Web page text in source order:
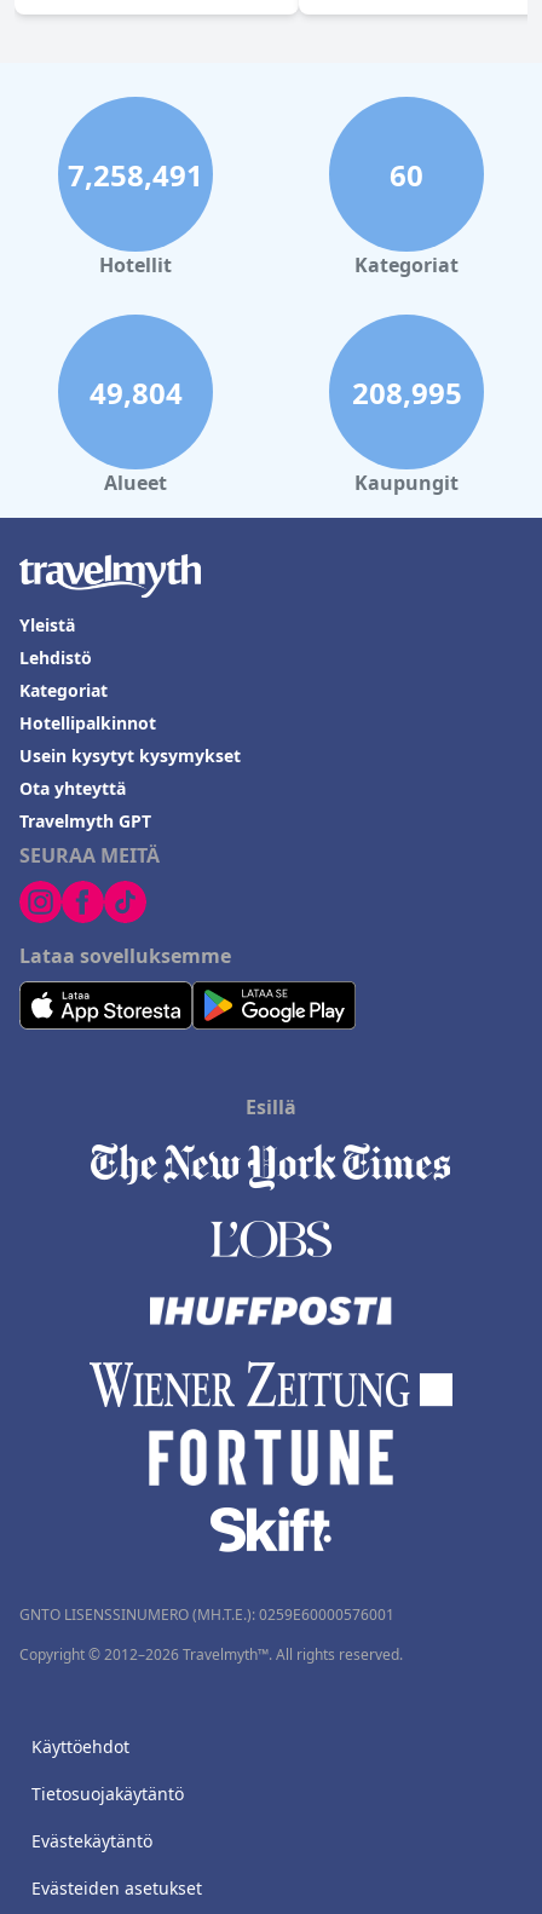
7,258,491
Hotellit
60
Kategoriat
49,804
Alueet
208,995
Kaupungit
SEURAA MEITÄ
Lataa sovelluksemme
Yleistä
Lehdistö
Kategoriat
Hotellipalkinnot
Usein kysytyt kysymykset
Ota yhteyttä
Travelmyth GPT
Esillä
GNTO LISENSSINUMERO (MH.T.E.): 0259Ε60000576001
Copyright © 2012–2026 Travelmyth™. All rights reserved.
Käyttöehdot
Tietosuojakäytäntö
Evästekäytäntö
Evästeiden asetukset